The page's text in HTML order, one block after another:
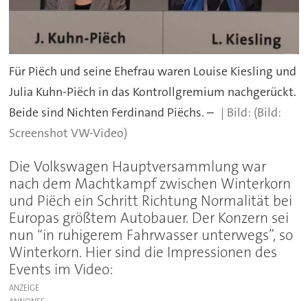
Für Piëch und seine Ehefrau waren Louise Kiesling und
Julia Kuhn-Piëch in das Kontrollgremium nachgerückt.
Beide sind Nichten Ferdinand Piëchs. –
(Bild:
Screenshot VW-Video)
Die Volkswagen Hauptversammlung war
nach dem Machtkampf zwischen Winterkorn
und Piëch ein Schritt Richtung Normalität bei
Europas größtem Autobauer. Der Konzern sei
nun “in ruhigerem Fahrwasser unterwegs”, so
Winterkorn. Hier sind die Impressionen des
Events im Video:
ANZEIGE